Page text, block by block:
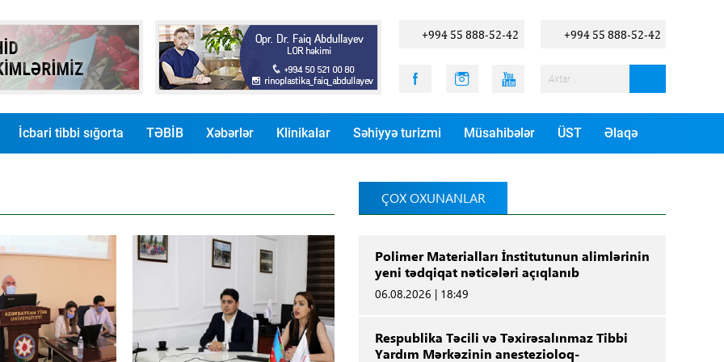
+994 55 888-52-42 +994 55 888-52-42
İcbari tibbi sığorta TƏBİB Xəbərlər Klinikalar Səhiyyə turizmi Müsahibələr ÜST Əlaqə
ÇOX OXUNANLAR
Polimer Materialları İnstitutunun alimlərinin
yeni tədqiqat nəticələri açıqlanıb
06.08.2026 | 18:49
Respublika Təcili və Təxirəsalınmaz Tibbi
Yardım Mərkəzinin anestezioloq-